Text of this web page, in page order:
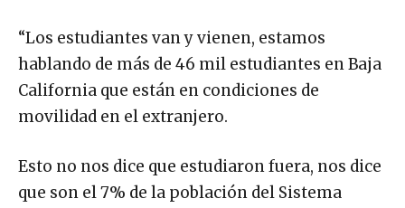
“Los estudiantes van y vienen, estamos
hablando de más de 46 mil estudiantes en Baja
California que están en condiciones de
movilidad en el extranjero.
Esto no nos dice que estudiaron fuera, nos dice
que son el 7% de la población del Sistema